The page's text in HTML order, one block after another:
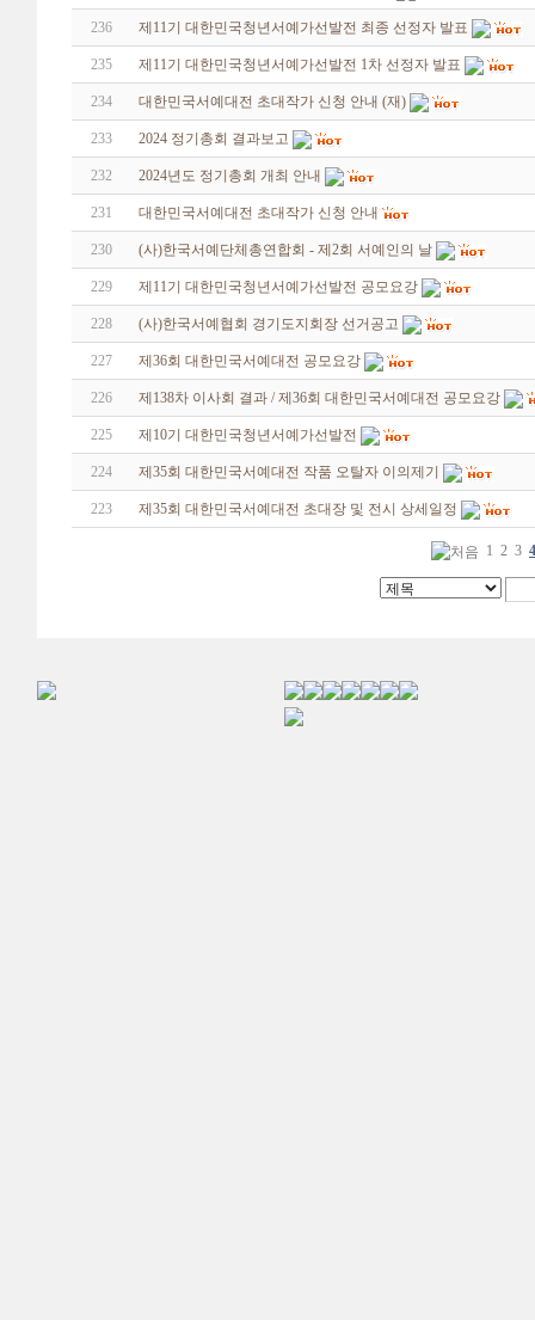
236 제11기 대한민국청년서예가선발전 최종 선정자 발표
235 제11기 대한민국청년서예가선발전 1차 선정자 발표
234 대한민국서예대전 초대작가 신청 안내 (재)
233 2024 정기총회 결과보고
232 2024년도 정기총회 개최 안내
231 대한민국서예대전 초대작가 신청 안내
230 (사)한국서예단체총연합회 - 제2회 서예인의 날
229 제11기 대한민국청년서예가선발전 공모요강
228 (사)한국서예협회 경기도지회장 선거공고
227 제36회 대한민국서예대전 공모요강
226 제138차 이사회 결과 / 제36회 대한민국서예대전 공모요강
225 제10기 대한민국청년서예가선발전
224 제35회 대한민국서예대전 작품 오탈자 이의제기
223 제35회 대한민국서예대전 초대장 및 전시 상세일정
1 2 3 4